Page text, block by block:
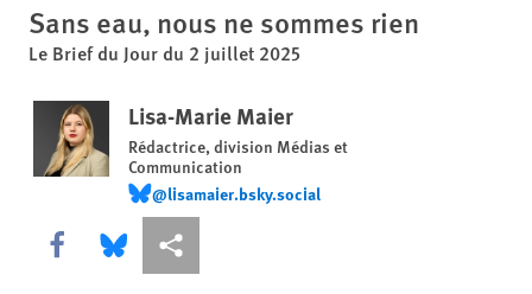
Sans eau, nous ne sommes rien
Le Brief du Jour du 2 juillet 2025
Lisa-Marie Maier
Rédactrice, division Médias et
Communication
@lisamaier.bsky.social
@lisamaier.bsky.social
Share this via Facebook
Share this via Bluesky
Share this via Partagez